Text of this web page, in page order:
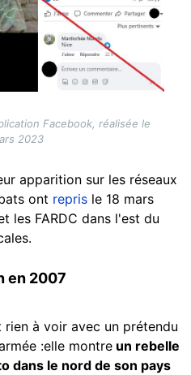
Facebook, réalisée le
2023
apparition sur les réseaux
ont repris le 18 mars
les FARDC dans l'est du
en 2007
à voir avec un prétendu
:elle montre un rebelle
dans le nord de son pays